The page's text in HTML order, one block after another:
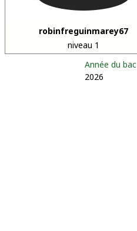
robinfreguinmarey67
niveau 1
Année du bac
2026